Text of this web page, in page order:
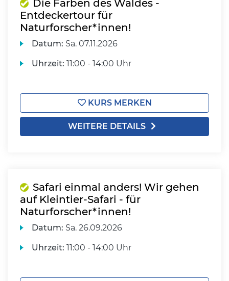
Die Farben des Waldes -
Entdeckertour für
Naturforscher*innen!
Datum: Sa. 07.11.2026
Uhrzeit: 11:00 - 14:00 Uhr
KURS MERKEN
WEITERE DETAILS
Safari einmal anders! Wir gehen
auf Kleintier-Safari - für
Naturforscher*innen!
Datum: Sa. 26.09.2026
Uhrzeit: 11:00 - 14:00 Uhr